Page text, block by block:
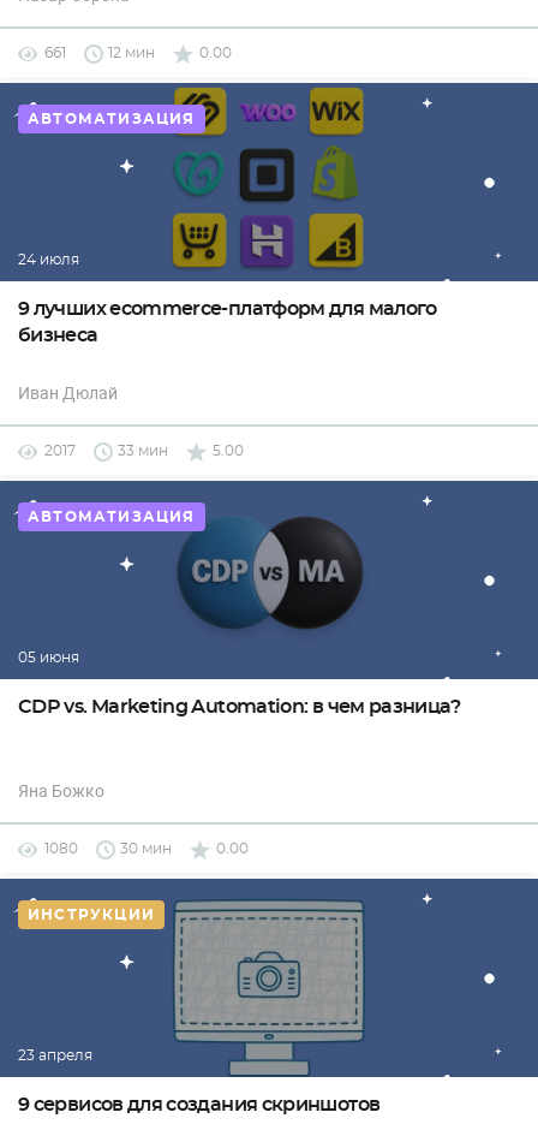
661 12 мин 0.00
АВТОМАТИЗАЦИЯ
24 июля
9 лучших eсommerce-платформ для малого
бизнеса
Иван Дюлай
2017 33 мин 5.00
АВТОМАТИЗАЦИЯ
05 июня
CDP vs. Marketing Automation: в чем разница?
Яна Божко
1080 30 мин 0.00
ИНСТРУКЦИИ
23 апреля
9 сервисов для создания скриншотов